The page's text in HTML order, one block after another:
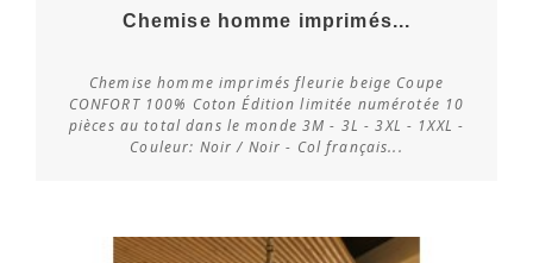
Vérifier la disponibilité
Chemise homme imprimés...
Chemise homme imprimés fleurie beige Coupe
CONFORT 100% Coton Édition limitée numérotée 10
pièces au total dans le monde 3M - 3L - 3XL - 1XXL -
Couleur: Noir / Noir - Col français...